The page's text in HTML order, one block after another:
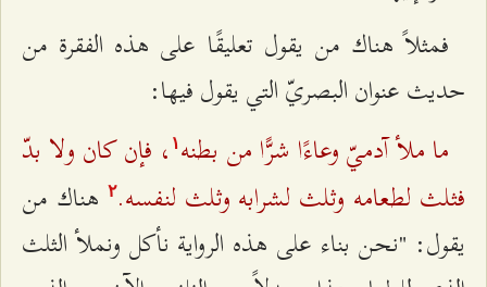
فمثلاً هناك من يقول تعليقًا على هذه الفقرة من
حديث عنوان البصريّ التي يقول فيها:
ما ملأ آدميّ وعاءًا شرًّا من بطنه ۱ ، فإن كان ولا بدّ
فثلث لطعامه وثلث لشرابه وثلث لنفسه.٢ هناك من
يقول: "نحن بناء على هذه الرواية نأكل ونملأ الثلث